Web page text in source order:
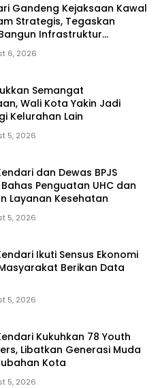
Gandeng Kejaksaan Kawal
Strategis, Tegaskan
Infrastruktur
6, 2026
Semangat
Wali Kota Yakin Jadi
Kelurahan Lain
5, 2026
dan Dewas BPJS
Penguatan UHC dan
Layanan Kesehatan
5, 2026
Ikuti Sensus Ekonomi
Berikan Data
5, 2026
Kukuhkan 78 Youth
Libatkan Generasi Muda
Kota
5, 2026